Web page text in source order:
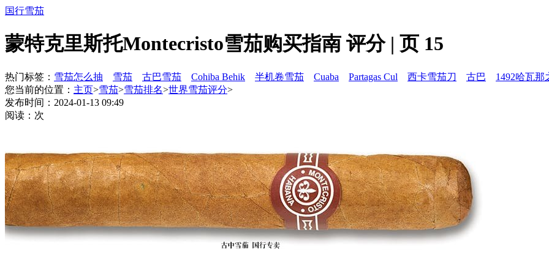
国行雪茄
蒙特克里斯托Montecristo雪茄购买指南 评分 | 页 15
热门标签： 雪茄怎么抽 雪茄 古巴雪茄 Cohiba Behik 半机卷雪茄 Cuaba Partagas Cul 西卡雪茄刀 古巴
1492哈瓦那
您当前的位置： 主页>雪茄>雪茄排名>世界雪茄评分>
发布时间：2024-01-13 09:49
阅读： 次